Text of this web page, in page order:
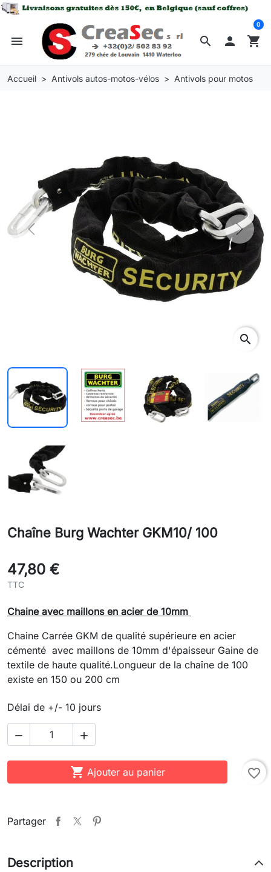
search
menu  shopping_cart
0
Accueil Antivols autos-motos-vélos Antivols pour motos
Previous Next
search
Chaîne Burg Wachter GKM10/ 100
47,80 €
TTC
Chaine avec maillons en acier de 10mm
Chaine Carrée GKM de qualité supérieure en acier
cémenté avec maillons de 10mm d'épaisseur Gaine de
textile de haute qualité.Longueur de la chaîne de 100
existe en 150 ou 200 cm
Délai de +/- 10 jours
 
 Ajouter au panier favorite_border
Partager
Description